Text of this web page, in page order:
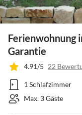
Ferienwohnung
Garantie
4.91/5 22
1 Schlafzimmer
Max. 3 Gäste